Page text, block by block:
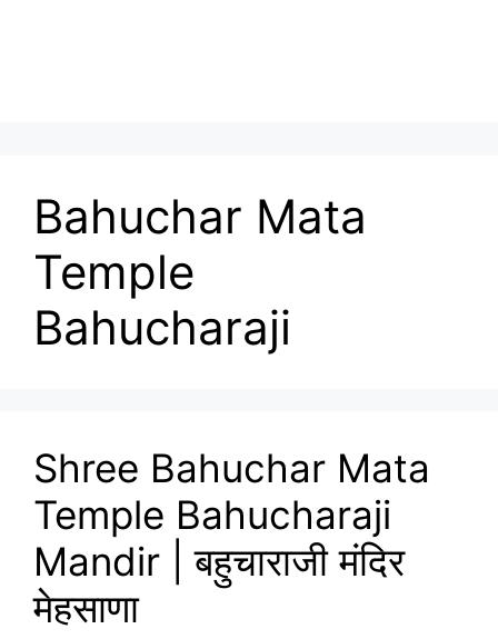
Bahuchar Mata
Temple
Bahucharaji
Shree Bahuchar Mata
Temple Bahucharaji
Mandir | बहुचाराजी मंदिर
मेहसाणा